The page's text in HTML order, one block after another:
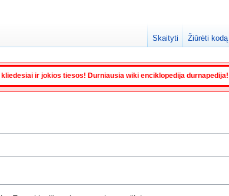
kliedesiai ir jokios tiesos! Durniausia wiki enciklopedija durnapedija!
Skaityti Žiūrėti kodą